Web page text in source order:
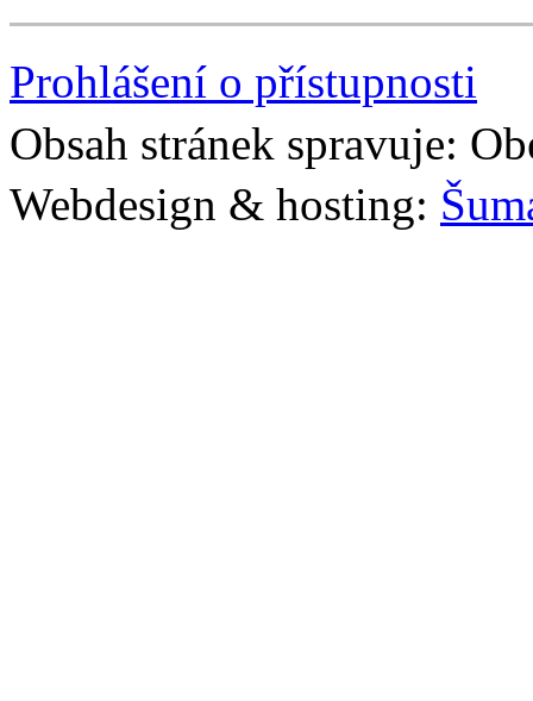
Prohlášení o přístupnosti
Obsah stránek spravuje:
Webdesign & hosting: